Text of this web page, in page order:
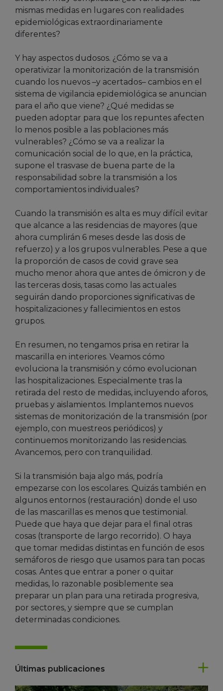
mismas medidas en lugares con realidades
epidemiológicas extraordinariamente
diferentes?
Y hay aspectos dudosos. ¿Cómo se va a
operativizar la monitorización de la transmisión
cuando los nuevos –y acertados– cambios en el
sistema de vigilancia epidemiológica se anuncian
para el año que viene? ¿Qué medidas se
pueden adoptar para que los repuntes afecten
lo menos posible a las poblaciones más
vulnerables? ¿Cómo se va a realizar la
comunicación social de lo que, en la práctica,
supone el trasvase de buena parte de la
responsabilidad sobre la transmisión a los
comportamientos individuales?
Cuando la transmisión es alta es muy difícil evitar
que alcance a las residencias de mayores (que
ahora cumplirán 6 meses desde las dosis de
refuerzo) y a los grupos vulnerables. Pese a que
la proporción de casos de covid grave sea
mucho menor ahora que antes de ómicron y de
las terceras dosis, tasas como las actuales
seguirán dando proporciones significativas de
hospitalizaciones y fallecimientos en estos
grupos.
En resumen, no tengamos prisa en retirar la
mascarilla en interiores. Veamos cómo
evoluciona la transmisión y cómo evolucionan
las hospitalizaciones. Especialmente tras la
retirada del resto de medidas, incluyendo aforos,
pruebas y aislamientos. Implantemos nuevos
sistemas de monitorización de la transmisión (por
ejemplo, con muestreos periódicos) y
continuemos monitorizando las residencias.
Avancemos, pero con tranquilidad.
Si la transmisión baja algo más, podría
empezarse con los escolares. Quizás también en
algunos entornos (restauración) donde el uso
de las mascarillas es menos que testimonial.
Puede que haya que dejar para el final otras
cosas (transporte de largo recorrido). O haya
que tomar medidas distintas en función de esos
semáforos de riesgo que usamos para tan pocas
cosas. Antes que entrar a poner o quitar
medidas, lo razonable posiblemente sea
preparar un plan para una retirada progresiva,
por sectores, y siempre que se cumplan
determinadas condiciones.
Últimas publicaciones